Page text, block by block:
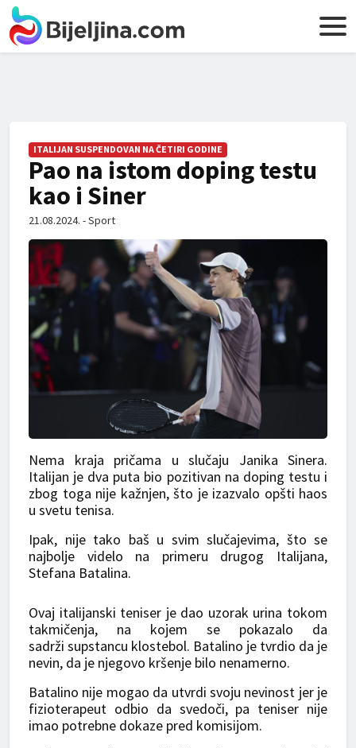
ITALIJAN SUSPENDOVAN NA ČETIRI GODINE
Pao na istom doping testu
kao i Siner
21.08.2024. - Sport
Nema kraja pričama u slučaju Janika Sinera.
Italijan je dva puta bio pozitivan na doping testu i
zbog toga nije kažnjen, što je izazvalo opšti haos
u svetu tenisa.
Ipak, nije tako baš u svim slučajevima, što se
najbolje videlo na primeru drugog Italijana,
Stefana Batalina.
Ovaj italijanski teniser je dao uzorak urina tokom
takmičenja, na kojem se pokazalo da
sadrži supstancu klostebol. Batalino je tvrdio da je
nevin, da je njegovo kršenje bilo nenamerno.
Batalino nije mogao da utvrdi svoju nevinost jer je
fizioterapeut odbio da svedoči, pa teniser nije
imao potrebne dokaze pred komisijom.